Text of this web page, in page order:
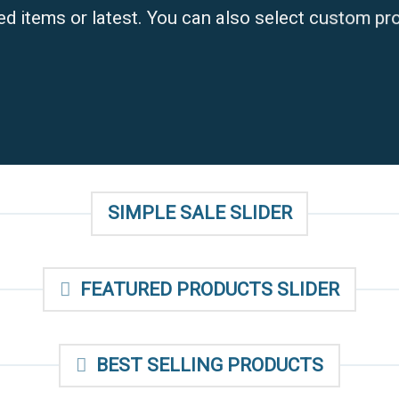
items or latest. You can also select custom
SIMPLE SALE SLIDER
FEATURED PRODUCTS SLIDER
BEST SELLING PRODUCTS